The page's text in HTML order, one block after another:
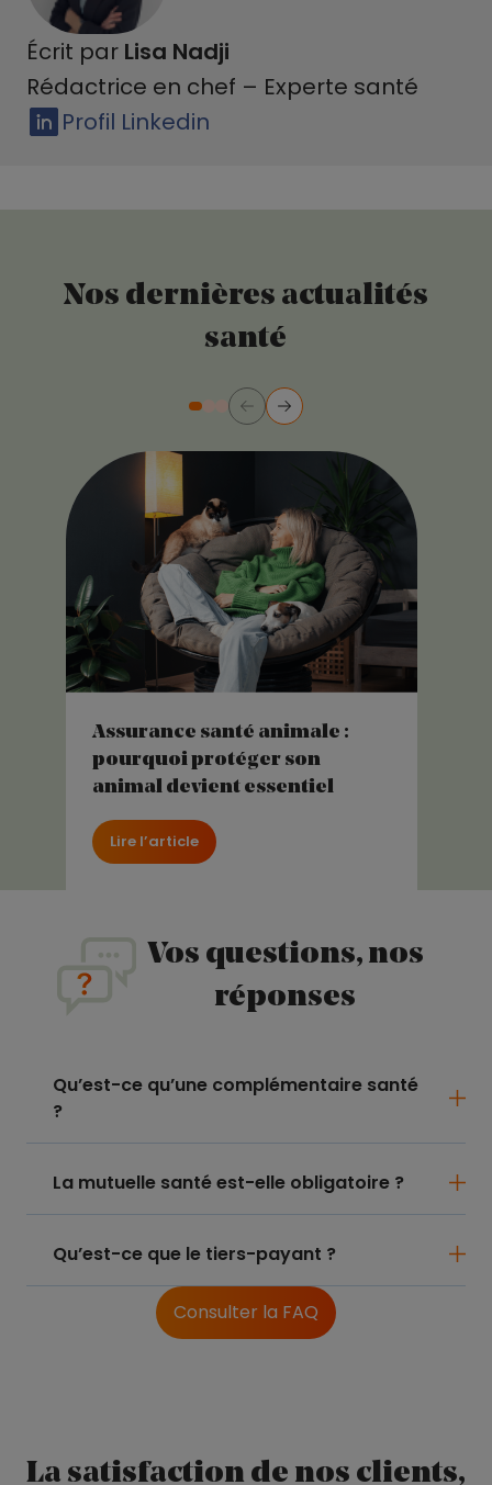
Écrit par Lisa Nadji
Rédactrice en chef – Experte santé
Profil Linkedin
Nos dernières actualités
santé
Diapositive numéro 1
Diapositive numéro 2
Diapositive numéro 3
Précédent
Suivant
Assurance santé animale :
pourquoi protéger son
animal devient essentiel
Lire l’article
Vos questions, nos
réponses
Qu’est-ce qu’une complémentaire santé
?
La mutuelle santé est-elle obligatoire ?
Qu’est-ce que le tiers-payant ?
Consulter la FAQ
La satisfaction de nos clients,